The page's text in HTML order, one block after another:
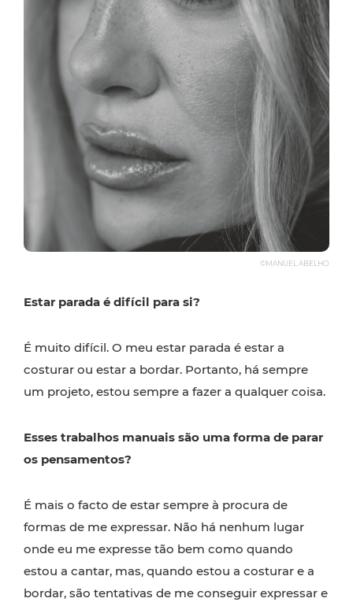
©MANUEL ABELHO
Estar parada é difícil para si?
É muito difícil. O meu estar parada é estar a
costurar ou estar a bordar. Portanto, há sempre
um projeto, estou sempre a fazer a qualquer coisa.
Esses trabalhos manuais são uma forma de parar
os pensamentos?
É mais o facto de estar sempre à procura de
formas de me expressar. Não há nenhum lugar
onde eu me expresse tão bem como quando
estou a cantar, mas, quando estou a costurar e a
bordar, são tentativas de me conseguir expressar e